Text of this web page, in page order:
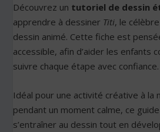
Découvrez un tutoriel de dessin
apprendre à dessiner Titi, le
dessin animé. Cette fiche est
accessible, afin d’aider les enfants
suivre chaque étape avec confiance.
Idéal pour une activité créative à la
pendant un moment calme, ce
s’entraîner au dessin tout en